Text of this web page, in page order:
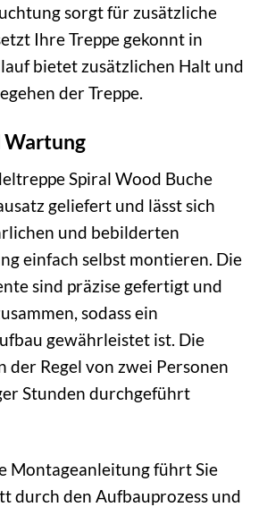
sorgt für zusätzliche
Ihre Treppe gekonnt in
bietet zusätzlichen Halt und
der Treppe.
Wartung
Spiral Wood Buche
geliefert und lässt sich
und bebilderten
einfach selbst montieren. Die
sind präzise gefertigt und
sodass ein
gewährleistet ist. Die
der Regel von zwei Personen
Stunden durchgeführt
Montageanleitung führt Sie
durch den Aufbauprozess und